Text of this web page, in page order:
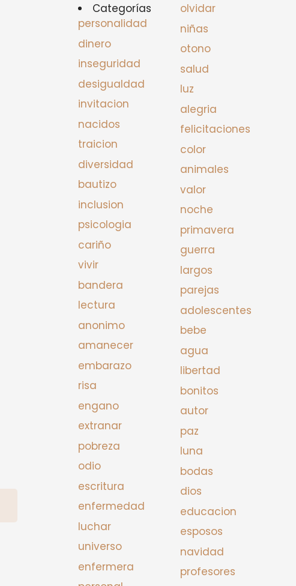
Categorías
personalidad
dinero
inseguridad
desigualdad
invitacion
nacidos
traicion
diversidad
bautizo
inclusion
psicologia
cariño
vivir
bandera
lectura
anonimo
amanecer
embarazo
risa
engano
extranar
pobreza
odio
escritura
enfermedad
luchar
universo
enfermera
olvidar
niñas
otono
salud
luz
alegria
felicitaciones
color
animales
valor
noche
primavera
guerra
largos
parejas
adolescentes
bebe
agua
libertad
bonitos
autor
paz
luna
bodas
dios
educacion
esposos
navidad
profesores